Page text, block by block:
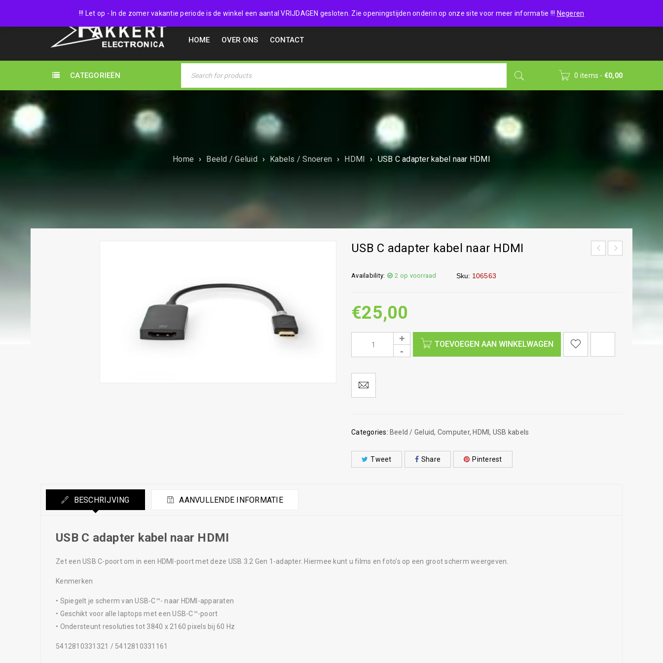
!!! Let op - In de zomer vakantie periode is de winkel een aantal VRIJDAGEN gesloten. Zie openingstijden onderin op onze site voor meer informatie !!! Negeren
038 4532357 Wishlist (0)
HOME OVER ONS CONTACT
CATEGORIEËN 0 items - €0,00
Home › Beeld / Geluid › Kabels / Snoeren › HDMI › USB C adapter kabel naar HDMI
USB C adapter kabel naar HDMI
Availability: 2 op voorraad Sku: 106563
€25,00
TOEVOEGEN AAN WINKELWAGEN
Categories: Beeld / Geluid, Computer, HDMI, USB kabels
Tweet Share Pinterest
BESCHRIJVING AANVULLENDE INFORMATIE
USB C adapter kabel naar HDMI
Zet een USB C-poort om in een HDMI-poort met deze USB 3.2 Gen 1-adapter. Hiermee kunt u films en foto’s op een groot scherm weergeven.
Kenmerken
• Spiegelt je scherm van USB-C™- naar HDMI-apparaten
• Geschikt voor alle laptops met een USB-C™-poort
• Ondersteunt resoluties tot 3840 x 2160 pixels bij 60 Hz
5412810331321 / 5412810331161